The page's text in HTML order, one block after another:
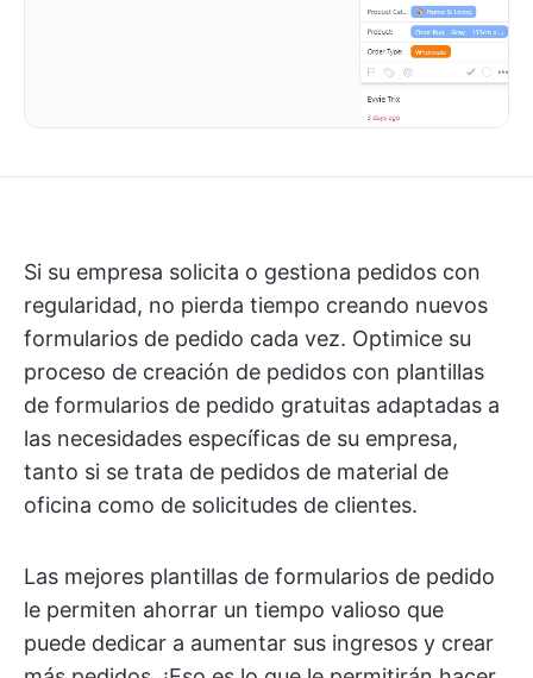
Si su empresa solicita o gestiona pedidos con
regularidad, no pierda tiempo creando nuevos
formularios de pedido cada vez. Optimice su
proceso de creación de pedidos con plantillas
de formularios de pedido gratuitas adaptadas a
las necesidades específicas de su empresa,
tanto si se trata de pedidos de material de
oficina como de solicitudes de clientes.
Las mejores plantillas de formularios de pedido
le permiten ahorrar un tiempo valioso que
puede dedicar a aumentar sus ingresos y crear